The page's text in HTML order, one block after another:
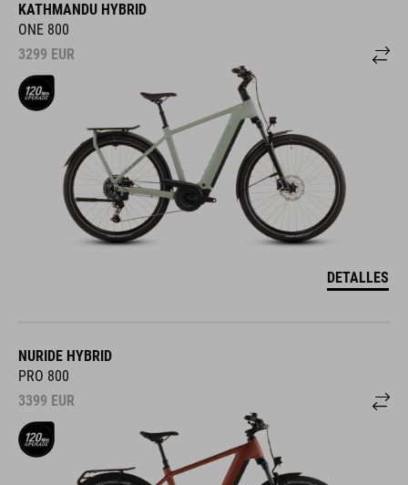
KATHMANDU HYBRID
ONE 800
3299 EUR
DETALLES
NURIDE HYBRID
PRO 800
3399 EUR